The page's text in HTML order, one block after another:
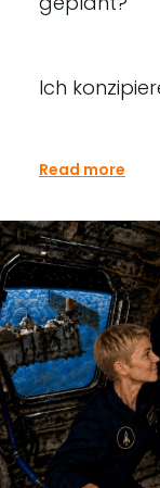
Ich
Read more